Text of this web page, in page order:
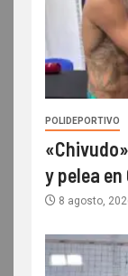
POLIDEPORTIVO
y pelea
8 agosto,